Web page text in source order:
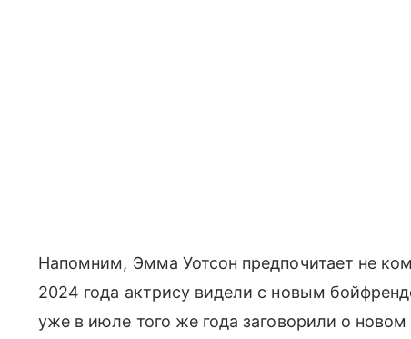
Напомним, Эмма Уотсон предпочитает не
2024 года актрису видели с новым
уже в июле того же года заговорили о